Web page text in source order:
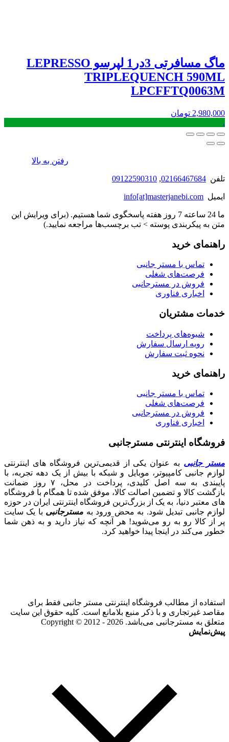
ماگ مسافرتی 3در1 لپرسو LEPRESSO
TRIPLEQUENCH 590ML
LPCFFTQ0063M
2,980,000 تومان
.
رفتن به بالا
تلفن 02166467684
,
09122590310
ایمیل info[at]masterjanebi.com
ما 24 ساعته 7 روز هفته پاسخگوی شما هستیم. (برای ویرایش این
متن به پیکربندی پوسته > تب برچسب‌ها مراجعه نمایید.)
راهنمای خرید
تماس با مستر جانبی
فرصت‌های شغلی
فروش در مسترجانبی
اخباری فناوری
خدمات مشتریان
شیوه‌های پرداخت
رویه ارسال سفارش
نحوه ثبت سفارش
راهنمای خرید
تماس با مستر جانبی
فرصت‌های شغلی
فروش در مسترجانبی
اخباری فناوری
فروشگاه اینترنتی مسترجانبی
مستر جانبی به عنوان یکی از قدیمی‌ترین فروشگاه های اینترنتی
لوازم جانبی کامپیوتر، موبایل و شبکه با بیش از یک دهه تجربه، با
پایبندی به سه اصل کلیدی، پرداخت در محل، ۷ روز ضمانت
بازگشت کالا و تضمین اصالت کالا، موفق شده تا همگام با فروشگاه‌
های معتبر دنیا، به یک از بزرگ‌ترین فروشگاه اینترنتی ایران در حوزه
لوازم جانبی تبدیل شود. به محض ورود به مسترجانبی با یک سایت
پر از کالا رو به رو می‌شوید! هر آنچه که نیاز دارید و به ذهن شما
خطور می‌کند در اینجا پیدا خواهید کرد.
استفاده از مطالب فروشگاه اینترنتی مستر جانبی فقط برای
مقاصد غیرتجاری و با ذکر منبع بلامانع است. کلیه حقوق این سایت
متعلق به مسترجانبی می‌باشد. Copyright © 2012 - 2026
پیش‌نمایش